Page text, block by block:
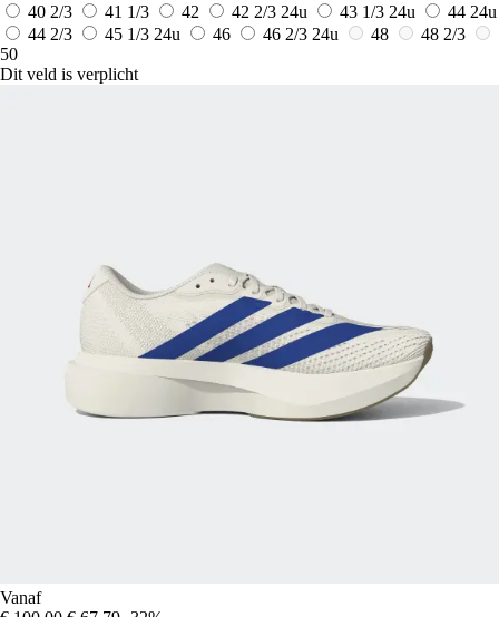
40 2/3
41 1/3 42 42 2/3 24u 43 1/3 24u 44 24u
44 2/3
45 1/3 24u 46 46 2/3 24u 48
48 2/3
50
Dit veld is verplicht
Vanaf